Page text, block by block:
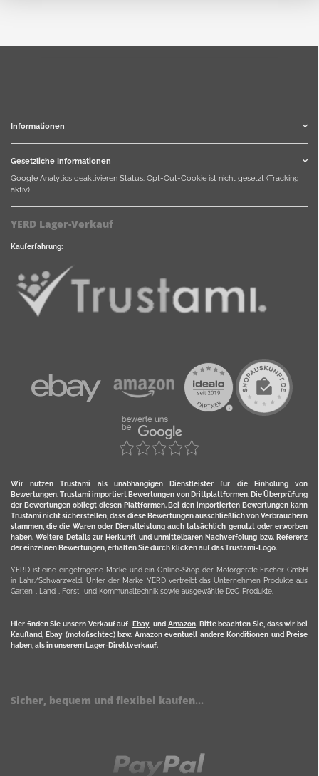
Informationen
Gesetzliche Informationen
Google Analytics deaktivieren Status: Opt-Out-Cookie ist nicht gesetzt (Tracking
aktiv)
YERD Lager-Verkauf
Kauferfahrung:
Wir nutzen Trustami als unabhängigen Dienstleister für die Einholung von
Bewertungen. Trustami importiert Bewertungen von Drittplattformen. Die Überprüfung
der Bewertungen obliegt diesen Plattformen. Bei den importierten Bewertungen kann
Trustami nicht sicherstellen, dass diese Bewertungen ausschließlich von Verbrauchern
stammen, die die Waren oder Dienstleistung auch tatsächlich genutzt oder erworben
haben. Weitere Details zur Herkunft und unmittelbaren Nachverfolung bzw. Referenz
der einzelnen Bewertungen, erhalten Sie durch klicken auf das Trustami-Logo.
YERD ist eine eingetragene Marke und ein Online-Shop der Motorgeräte Fischer GmbH
in Lahr/Schwarzwald. Unter der Marke YERD vertreibt das Unternehmen Produkte aus
Garten-, Land-, Forst- und Kommunaltechnik sowie ausgewählte D2C-Produkte.
Hier finden Sie unsern Verkauf auf Ebayund Amazon. Bitte beachten Sie, dass wir bei
Kaufland, Ebay (motofischtec) bzw. Amazon eventuell andere Konditionen und Preise
haben, als in unserem Lager-Direktverkauf.
Sicher, bequem und flexibel kaufen...